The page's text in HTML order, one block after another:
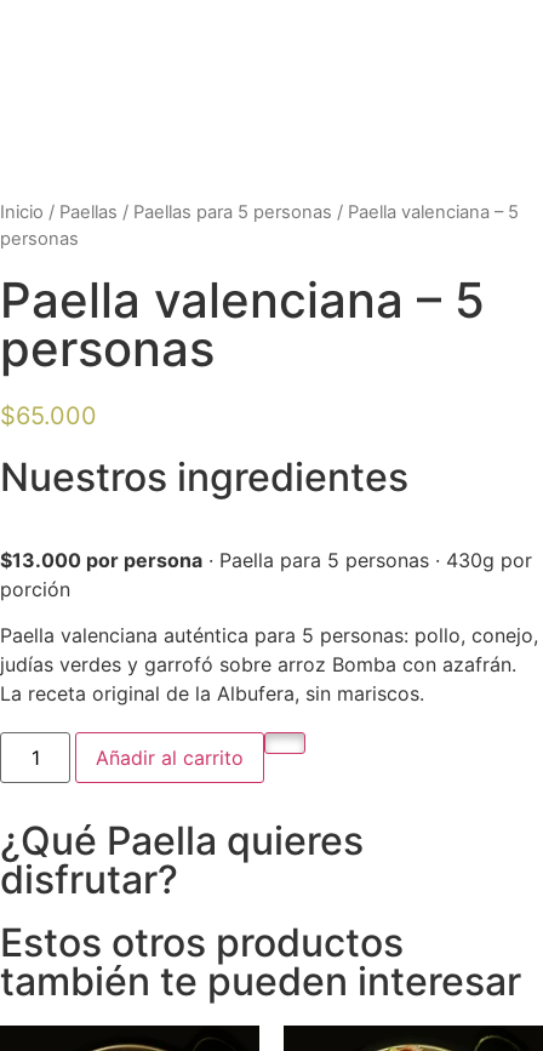
Inicio / Paellas / Paellas para 5 personas / Paella valenciana – 5
personas
Paella valenciana – 5
personas
$65.000
Nuestros ingredientes
$13.000 por persona · Paella para 5 personas · 430g por
porción
Paella valenciana auténtica para 5 personas: pollo, conejo,
judías verdes y garrofó sobre arroz Bomba con azafrán.
La receta original de la Albufera, sin mariscos.
Añadir al carrito
¿Qué Paella quieres
disfrutar?
Estos otros productos
también te pueden interesar